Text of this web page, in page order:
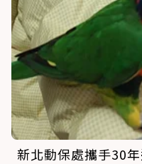
新北動保處攜手30